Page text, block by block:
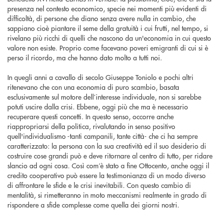
presenza nel contesto economico, specie nei momenti più evidenti di
difficoltà, di persone che diano senza avere nulla in cambio, che
sappiano cioè piantare il seme della gratuità i cui frutti, nel tempo, si
rivelano più ricchi di quelli che nascono da un'economia in cui questo
valore non esiste. Proprio come facevano poveri emigranti di cui si è
perso il ricordo, ma che hanno dato molto a tutti noi.
In quegli anni a cavallo di secolo Giuseppe Toniolo e pochi altri
ritenevano che con una economia di puro scambio, basata
esclusivamente sul motore dell’interesse individuale, non si sarebbe
potuti uscire dalla crisi. Ebbene, oggi più che ma è necessario
recuperare questi concetti. In questo senso, occorre anche
riappropriarsi della politica, rivalutando in senso positivo
quell'individualismo -tanti campanili, tante città- che ci ha sempre
caratterizzato: la persona con la sua creatività ed il suo desiderio di
costruire cose grandi può e deve ritornare al centro di tutto, per ridare
slancio ad ogni cosa. Così com’è stato a fine Ottocento, anche oggi il
credito cooperativo può essere la testimonianza di un modo diverso
di affrontare le sfide e le crisi inevitabili. Con questo cambio di
mentalità, si rimetteranno in moto meccanismi realmente in grado di
rispondere a sfide complesse come quella dei giorni nostri.